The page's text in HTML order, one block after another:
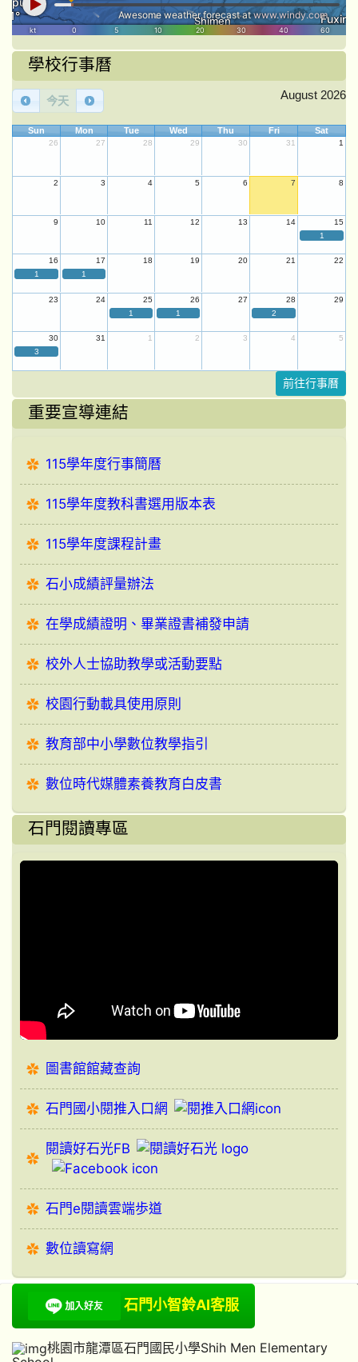
學校行事曆
今天 August 2026
Sun Mon Tue Wed Thu Fri Sat
26 27 28 29 30 31 1
2 3 4 5 6 7 8
9 10 11 12 13 14
15
1
16 17 18 19 20 21
22
1
1
23 24 25 26 27 28
29
1
1 2
30 31 1 2 3 4
5
3
前往行事曆
重要宣導連結
115學年度行事簡曆
115學年度教科書選用版本表
115學年度課程計畫
石小成績評量辦法
在學成績證明、畢業證書補發申請
校外人士協助教學或活動要點
校園行動載具使用原則
教育部中小學數位教學指引
數位時代媒體素養教育白皮書
石門閱讀專區
圖書館館藏查詢
石門國小閱推入口網
閱讀好石光FB
石門e閱讀雲端歩道
數位讀寫網
石門小智鈴AI客服
桃園市龍潭區石門國民小學Shih Men Elementary